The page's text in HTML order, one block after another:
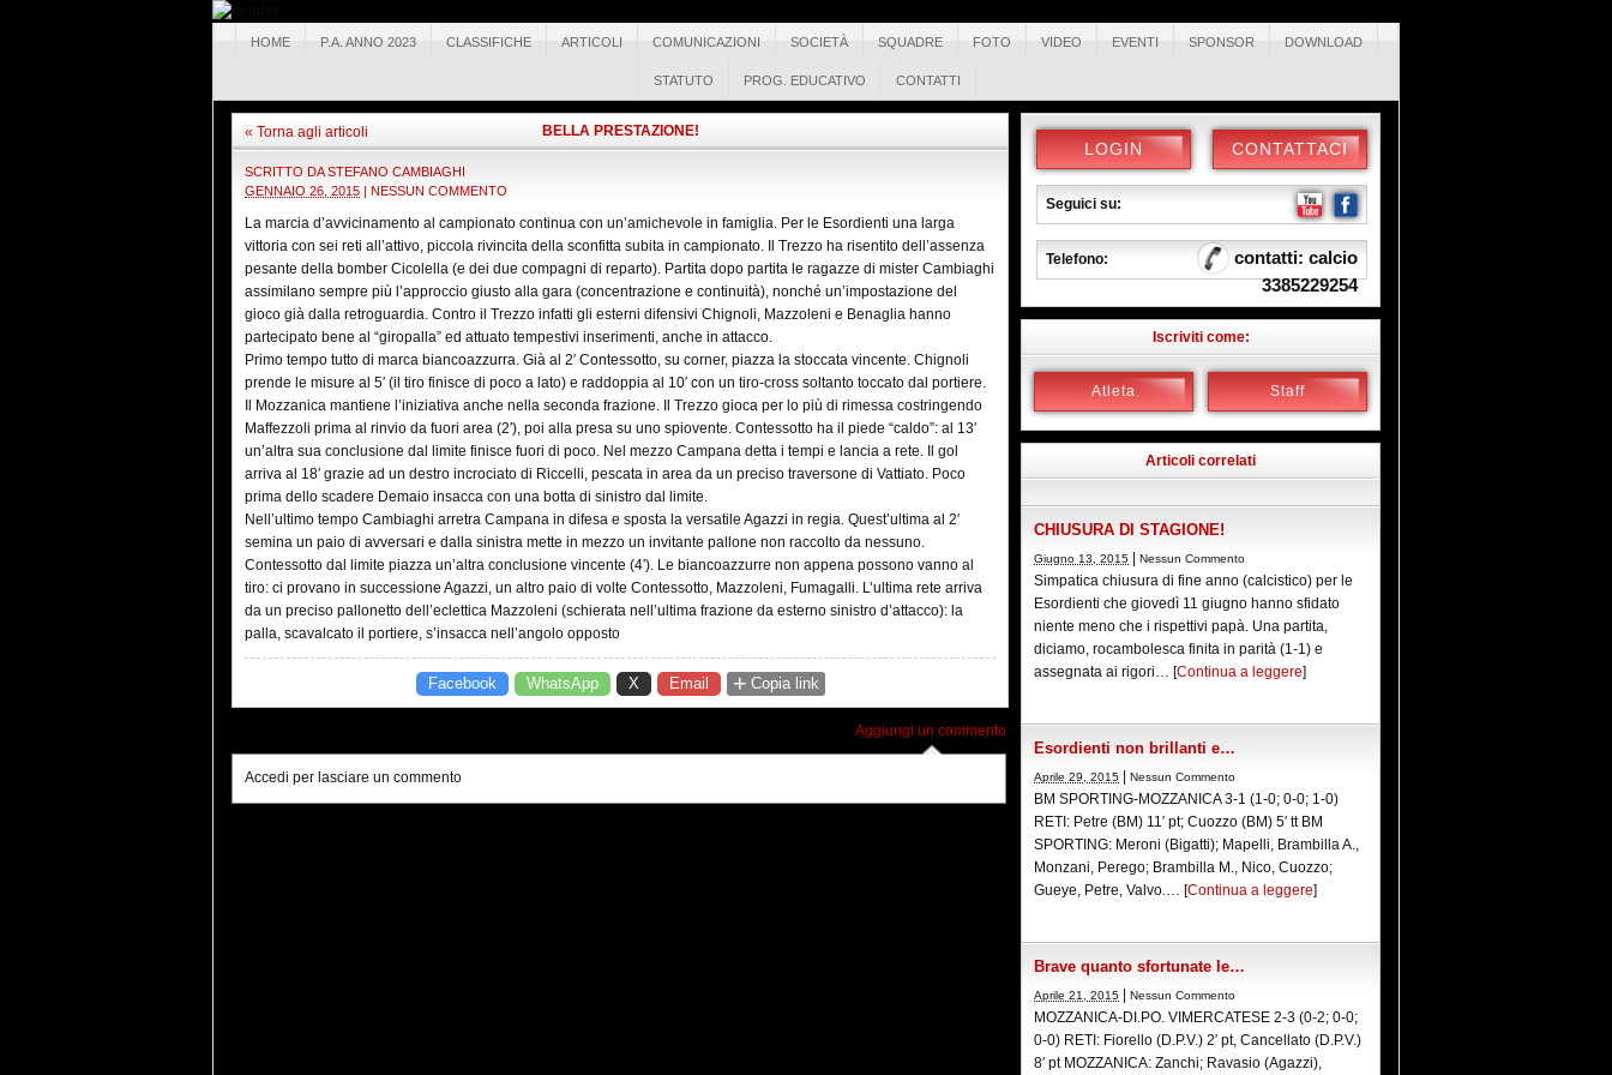
HOME P.A. ANNO 2023 CLASSIFICHE ARTICOLI COMUNICAZIONI SOCIETÀ SQUADRE FOTO VIDEO EVENTI SPONSOR DOWNLOAD
STATUTO PROG. EDUCATIVO CONTATTI
« Torna agli articoli BELLA PRESTAZIONE!
SCRITTO DASTEFANO CAMBIAGHI
GENNAIO 26, 2015 | NESSUN COMMENTO
La marcia d’avvicinamento al campionato continua con un’amichevole in famiglia. Per le Esordienti una larga
vittoria con sei reti all’attivo, piccola rivincita della sconfitta subita in campionato. Il Trezzo ha risentito dell’assenza
pesante della bomber Cicolella (e dei due compagni di reparto). Partita dopo partita le ragazze di mister Cambiaghi
assimilano sempre più l’approccio giusto alla gara (concentrazione e continuità), nonché un’impostazione del
gioco già dalla retroguardia. Contro il Trezzo infatti gli esterni difensivi Chignoli, Mazzoleni e Benaglia hanno
partecipato bene al “giropalla” ed attuato tempestivi inserimenti, anche in attacco.
Primo tempo tutto di marca biancoazzurra. Già al 2′ Contessotto, su corner, piazza la stoccata vincente. Chignoli
prende le misure al 5′ (il tiro finisce di poco a lato) e raddoppia al 10′ con un tiro-cross soltanto toccato dal portiere.
Il Mozzanica mantiene l’iniziativa anche nella seconda frazione. Il Trezzo gioca per lo più di rimessa costringendo
Maffezzoli prima al rinvio da fuori area (2′), poi alla presa su uno spiovente. Contessotto ha il piede “caldo”: al 13′
un’altra sua conclusione dal limite finisce fuori di poco. Nel mezzo Campana detta i tempi e lancia a rete. Il gol
arriva al 18′ grazie ad un destro incrociato di Riccelli, pescata in area da un preciso traversone di Vattiato. Poco
prima dello scadere Demaio insacca con una botta di sinistro dal limite.
Nell’ultimo tempo Cambiaghi arretra Campana in difesa e sposta la versatile Agazzi in regia. Quest’ultima al 2′
semina un paio di avversari e dalla sinistra mette in mezzo un invitante pallone non raccolto da nessuno.
Contessotto dal limite piazza un’altra conclusione vincente (4′). Le biancoazzurre non appena possono vanno al
tiro: ci provano in successione Agazzi, un altro paio di volte Contessotto, Mazzoleni, Fumagalli. L’ultima rete arriva
da un preciso pallonetto dell’eclettica Mazzoleni (schierata nell’ultima frazione da esterno sinistro d’attacco): la
palla, scavalcato il portiere, s’insacca nell’angolo opposto
Facebook WhatsApp X Email + Copia link
Aggiungi un commento
Accedi per lasciare un commento
LOGIN CONTATTACI
Seguici su:
Telefono:
contatti: calcio
3385229254
Iscriviti come:
Atleta Staff
Articoli correlati
CHIUSURA DI STAGIONE!
Giugno 13, 2015 Nessun Commento
Simpatica chiusura di fine anno (calcistico) per le
Esordienti che giovedì 11 giugno hanno sfidato
niente meno che i rispettivi papà. Una partita,
diciamo, rocambolesca finita in parità (1-1) e
assegnata ai rigori… [Continua a leggere]
Esordienti non brillanti e…
Aprile 29, 2015 Nessun Commento
BM SPORTING-MOZZANICA 3-1 (1-0; 0-0; 1-0)
RETI: Petre (BM) 11′ pt; Cuozzo (BM) 5′ tt BM
SPORTING: Meroni (Bigatti); Mapelli, Brambilla A.,
Monzani, Perego; Brambilla M., Nico, Cuozzo;
Gueye, Petre, Valvo.… [Continua a leggere]
Brave quanto sfortunate le…
Aprile 21, 2015 Nessun Commento
MOZZANICA-DI.PO. VIMERCATESE 2-3 (0-2; 0-0;
0-0) RETI: Fiorello (D.P.V.) 2′ pt, Cancellato (D.P.V.)
8′ pt MOZZANICA: Zanchi; Ravasio (Agazzi),